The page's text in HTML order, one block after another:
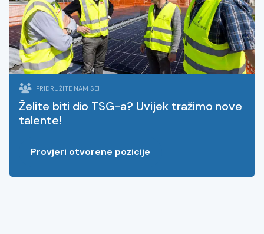
PRIDRUŽITE NAM SE!
Želite biti dio TSG-a? Uvijek tražimo nove
talente!
Provjeri otvorene pozicije